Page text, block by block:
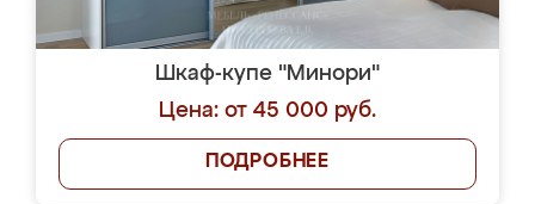
Шкаф-купе "Минори"
Цена: от 45 000 руб.
ПОДРОБНЕЕ